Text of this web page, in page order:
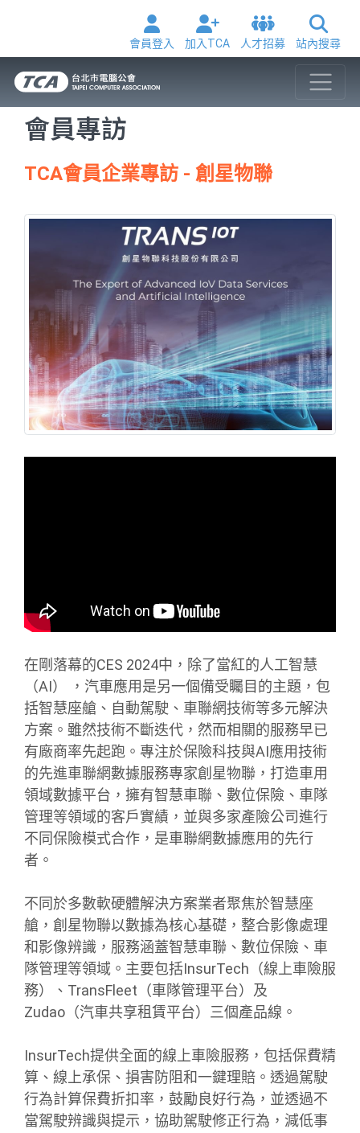
會員登入 加入TCA 人才招募 站內搜尋
會員專訪
TCA會員企業專訪 - 創星物聯
在剛落幕的CES 2024中，除了當紅的人工智慧
（AI） ，汽車應用是另一個備受矚目的主題，包
括智慧座艙、自動駕駛、車聯網技術等多元解決
方案。雖然技術不斷迭代，然而相關的服務早已
有廠商率先起跑。專注於保險科技與AI應用技術
的先進車聯網數據服務專家創星物聯，打造車用
領域數據平台，擁有智慧車聯、數位保險、車隊
管理等領域的客戶實績，並與多家產險公司進行
不同保險模式合作，是車聯網數據應用的先行
者。
不同於多數軟硬體解決方案業者聚焦於智慧座
艙，創星物聯以數據為核心基礎，整合影像處理
和影像辨識，服務涵蓋智慧車聯、數位保險、車
隊管理等領域。主要包括InsurTech（線上車險服
務）、TransFleet（車隊管理平台）及
Zudao（汽車共享租賃平台）三個產品線。
InsurTech提供全面的線上車險服務，包括保費精
算、線上承保、損害防阻和一鍵理賠。透過駕駛
行為計算保費折扣率，鼓勵良好行為，並透過不
當駕駛辨識與提示，協助駕駛修正行為，減低事